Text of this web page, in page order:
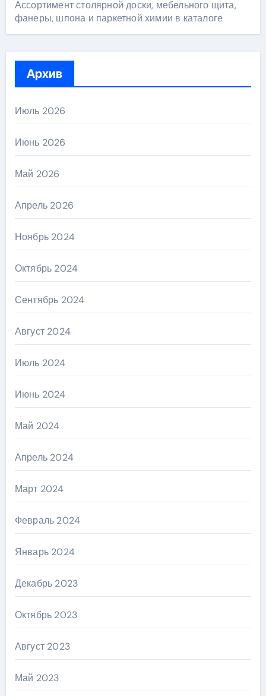
Ассортимент столярной доски, мебельного щита,
фанеры, шпона и паркетной химии в каталоге
Архив
Июль 2026
Июнь 2026
Май 2026
Апрель 2026
Ноябрь 2024
Октябрь 2024
Сентябрь 2024
Август 2024
Июль 2024
Июнь 2024
Май 2024
Апрель 2024
Март 2024
Февраль 2024
Январь 2024
Декабрь 2023
Октябрь 2023
Август 2023
Май 2023